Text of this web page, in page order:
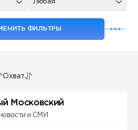
Любая
ФИЛЬТРЫ
Охват
Московский
и СМИ